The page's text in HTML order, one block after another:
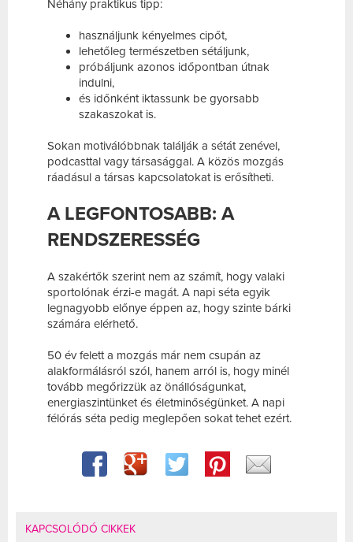
Néhány praktikus tipp:
használjunk kényelmes cipőt,
lehetőleg természetben sétáljunk,
próbáljunk azonos időpontban útnak
indulni,
és időnként iktassunk be gyorsabb
szakaszokat is.
Sokan motiválóbbnak találják a sétát zenével,
podcasttal vagy társasággal. A közös mozgás
ráadásul a társas kapcsolatokat is erősítheti.
A LEGFONTOSABB: A
RENDSZERESSÉG
A szakértők szerint nem az számít, hogy valaki
sportolónak érzi-e magát. A napi séta egyik
legnagyobb előnye éppen az, hogy szinte bárki
számára elérhető.
50 év felett a mozgás már nem csupán az
alakformálásról szól, hanem arról is, hogy minél
tovább megőrizzük az önállóságunkat,
energiaszintünket és életminőségünket. A napi
félórás séta pedig meglepően sokat tehet ezért.
KAPCSOLÓDÓ CIKKEK